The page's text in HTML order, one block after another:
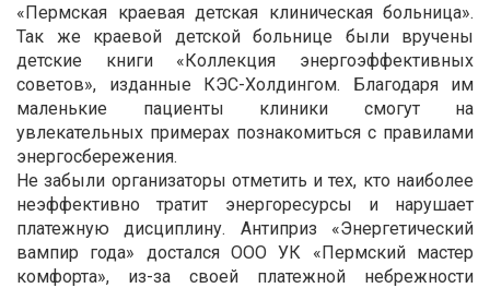
«Пермская краевая детская клиническая больница».
Так же краевой детской больнице были вручены
детские книги «Коллекция энергоэффективных
советов», изданные КЭС-Холдингом. Благодаря им
маленькие пациенты клиники смогут на
увлекательных примерах познакомиться с правилами
энергосбережения.
Не забыли организаторы отметить и тех, кто наиболее
неэффективно тратит энергоресурсы и нарушает
платежную дисциплину. Антиприз «Энергетический
вампир года» достался ООО УК «Пермский мастер
комфорта», из-за своей платежной небрежности